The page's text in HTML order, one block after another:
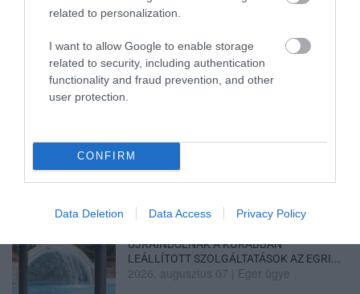
related to personalization.
I want to allow Google to enable storage
related to security, including authentication
functionality and fraud prevention, and other
user protection.
CONFIRM
Data Deletion Data Access Privacy Policy
2026. augusztus 07
2026. augusztus 07|Promóció
ÚJRAINDULNAK A KORÁBBAN
LEÁLLÍTOTT SZOLGÁLTATÁSOK AZ EGRI...
2026. augusztus 07 Eger ügye